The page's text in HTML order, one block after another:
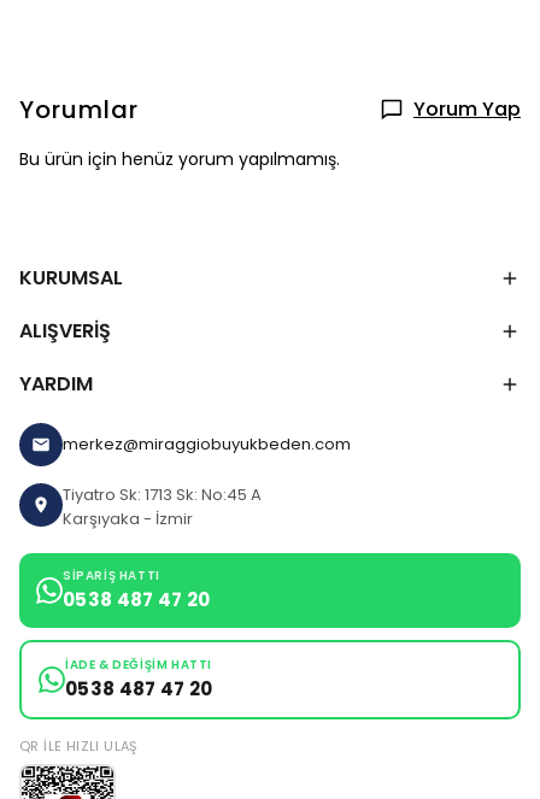
Yorumlar Yorum Yap
Bu ürün için henüz yorum yapılmamış.
KURUMSAL
ALIŞVERİŞ
YARDIM
merkez@miraggiobuyukbeden.com
Tiyatro Sk: 1713 Sk: No:45 A
Karşıyaka - İzmir
SIPARIŞ HATTI
0538 487 47 20
İADE & DEĞIŞIM HATTI
0538 487 47 20
QR ILE HIZLI ULAŞ